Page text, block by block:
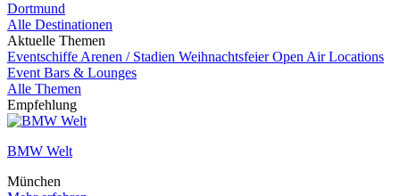
Dortmund
Alle Destinationen
Aktuelle Themen
Eventschiffe Arenen / Stadien WeihnachtsfeierOpen Air Locations
Event Bars & Lounges
Alle Themen
Empfehlung
BMW Welt
München